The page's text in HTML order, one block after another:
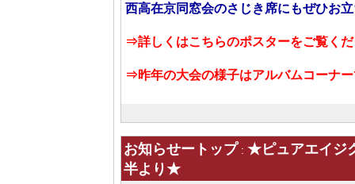
西高在京同窓会のさじき席にもぜひお
⇒詳しくはこちらのポスターをご覧く
⇒昨年の大会の様子はアルバムコーナ
お知らせートップ : ★ピュアエイジ
半より★